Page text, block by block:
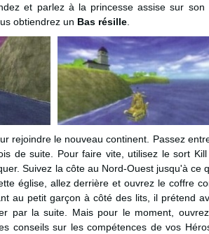
et parlez à la princesse assise sur
obtiendrez un Bas résille.
rejoindre le nouveau continent. Passez
de suite. Pour faire vite, utilisez le sort
Suivez la côte au Nord-Ouest jusqu'à ce
église, allez derrière et ouvrez le coffre
au petit garçon à côté des lits, il prétend
par la suite. Mais pour le moment,
conseils sur les compétences de vos